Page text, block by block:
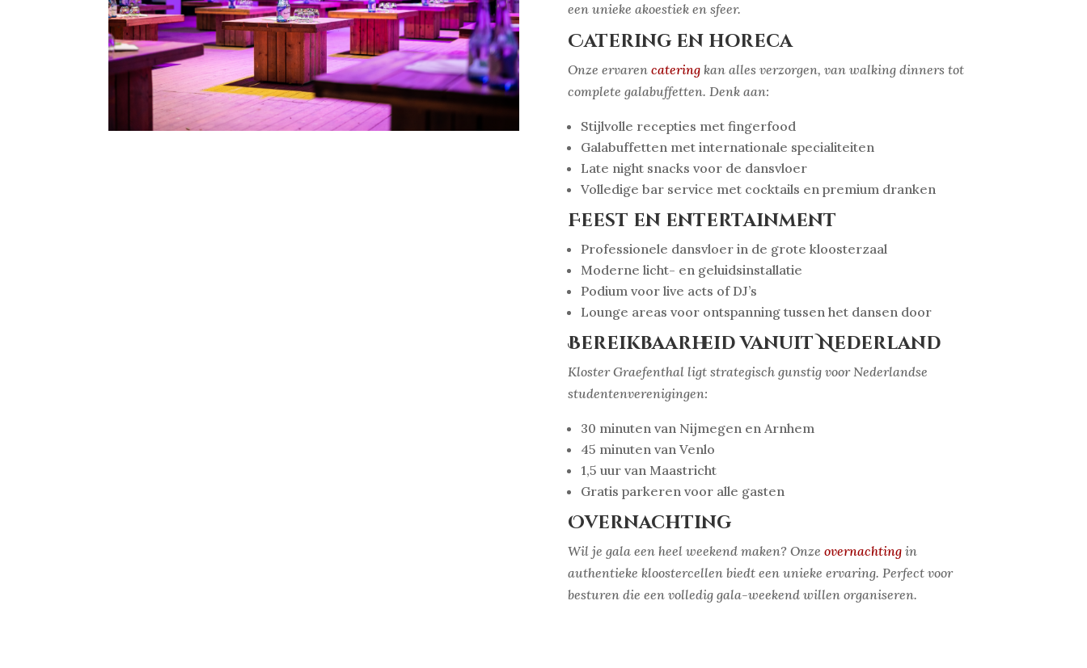
een unieke akoestiek en sfeer.
Catering en horeca
Onze ervaren cateringkan alles verzorgen, van walking dinners tot
complete galabuffetten. Denk aan:
Stijlvolle recepties met fingerfood
Galabuffetten met internationale specialiteiten
Late night snacks voor de dansvloer
Volledige bar service met cocktails en premium dranken
Feest en entertainment
Professionele dansvloer in de grote kloosterzaal
Moderne licht- en geluidsinstallatie
Podium voor live acts of DJ’s
Lounge areas voor ontspanning tussen het dansen door
Bereikbaarheid vanuit Nederland
Kloster Graefenthal ligt strategisch gunstig voor Nederlandse
studentenverenigingen:
30 minuten van Nijmegen en Arnhem
45 minuten van Venlo
1,5 uur van Maastricht
Gratis parkeren voor alle gasten
Overnachting
Wil je gala een heel weekend maken? Onze overnachtingin
authentieke kloostercellen biedt een unieke ervaring. Perfect voor
besturen die een volledig gala-weekend willen organiseren.